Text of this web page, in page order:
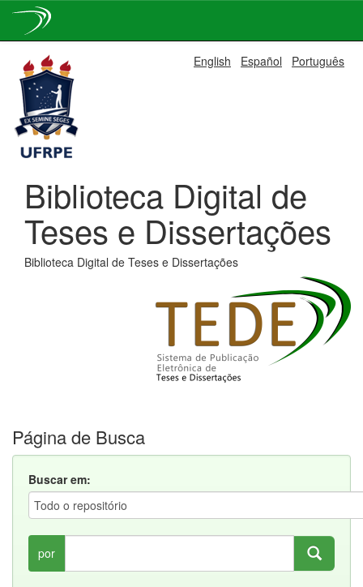
navigation
English Español Português
Biblioteca Digital de
Teses e Dissertações
Biblioteca Digital de Teses e Dissertações
Página de Busca
Buscar em:
por